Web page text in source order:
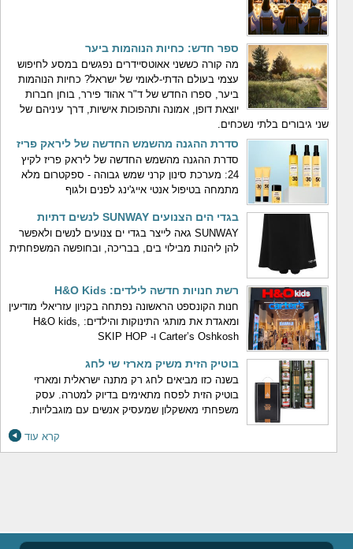
ספר חדש: כחיות הנוהמות ביער
מה קורה כששני אאוטסיידרים נפגשים במסע לחיפוש
עצמי בעולם הדתי-לאומי של ישראל? כחיות הנוהמות
ביער, ספרו החדש של ד"ר אהוד פירר, בוחן חברות
יוצאת דופן, אמונה ותהפוכות אישיות, דרך עיניהם של
שני גיבורים בלתי נשכחים.
סדרת ההגנה מהשמש החדשה של ליראק פריז
סדרת ההגנה מהשמש החדשה של ליראק פריז לקיץ
24: מערכת סינון קרני שמש גבוהה - ספקטרום מלא
מתמחה בטיפול אנטי אייג'ינג לפנים ולגוף
בגדי הים הצנועים SUNWAY לנשים דתיות
SUNWAY גאה לייצר בגדי ים צנועים לנשים ולאפשר
להן ליהנות מבילוי בים, בבריכה, ובחופשה המשפחתית
רשת חנויות חדשה לילדים: H&O Kids
חנות הקונספט הראשונה נפתחה בקניון עזריאלי מודיעין
ומאגדת את מותגי התינוקות והילדים: H&O kids,
Carter’s Oshkosh ו- SKIP HOP
בוטיק הזית משיק מארזי שי לחג
בשנה כזו מביאים לחג רק מתנה ישראלית ומארזי
בוטיק הזית לפסח מתאימים בדיוק למטרה. עסק
משפחתי מאשקלון שמעסיק אנשים עם מוגבלויות.
קרא עוד